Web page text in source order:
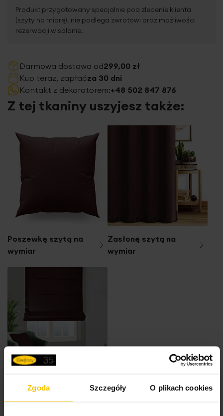
Zgoda Szczegóły O plikach cookies
Produkt przygotowany specjalnie pod zlecenie klienta
(szyty na miarę), nie podlega zwrotowi oraz możliwości
rezerwacji w salonie.
Darmowa dostawa od299,00 zł
Kup teraz, zapłaćza 30 dni
Kontakt z dekoratorem:+48 502 847 876
Z tej tkaniny uszyjesz także:
Poszewkę szytą na
wymiar
Zasłonę szytą na
wymiar
wymiar